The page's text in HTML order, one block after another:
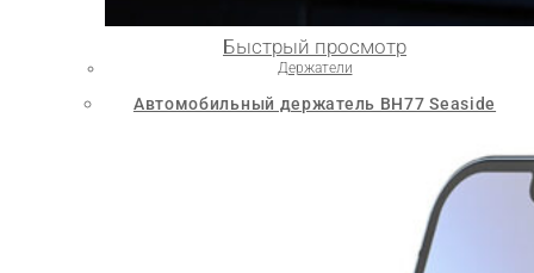
Быстрый просмотр
Держатели
Автомобильный держатель BH77 Seaside